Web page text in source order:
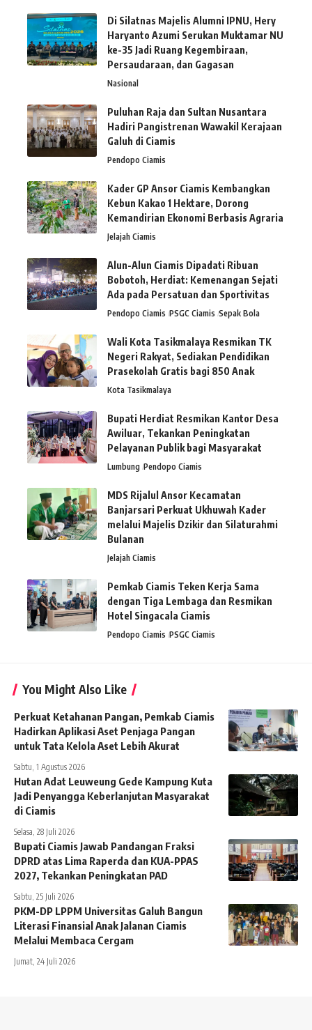
Di Silatnas Majelis Alumni IPNU, Hery
Haryanto Azumi Serukan Muktamar NU
ke-35 Jadi Ruang Kegembiraan,
Persaudaraan, dan Gagasan
Nasional
Puluhan Raja dan Sultan Nusantara
Hadiri Pangistrenan Wawakil Kerajaan
Galuh di Ciamis
Pendopo Ciamis
Kader GP Ansor Ciamis Kembangkan
Kebun Kakao 1 Hektare, Dorong
Kemandirian Ekonomi Berbasis Agraria
Jelajah Ciamis
Alun-Alun Ciamis Dipadati Ribuan
Bobotoh, Herdiat: Kemenangan Sejati
Ada pada Persatuan dan Sportivitas
Pendopo Ciamis PSGC Ciamis Sepak Bola
Wali Kota Tasikmalaya Resmikan TK
Negeri Rakyat, Sediakan Pendidikan
Prasekolah Gratis bagi 850 Anak
Kota Tasikmalaya
Bupati Herdiat Resmikan Kantor Desa
Awiluar, Tekankan Peningkatan
Pelayanan Publik bagi Masyarakat
Lumbung Pendopo Ciamis
MDS Rijalul Ansor Kecamatan
Banjarsari Perkuat Ukhuwah Kader
melalui Majelis Dzikir dan Silaturahmi
Bulanan
Jelajah Ciamis
Pemkab Ciamis Teken Kerja Sama
dengan Tiga Lembaga dan Resmikan
Hotel Singacala Ciamis
Pendopo Ciamis PSGC Ciamis
You Might Also Like
Perkuat Ketahanan Pangan, Pemkab Ciamis
Hadirkan Aplikasi Aset Penjaga Pangan
untuk Tata Kelola Aset Lebih Akurat
Sabtu, 1 Agustus 2026
Hutan Adat Leuweung Gede Kampung Kuta
Jadi Penyangga Keberlanjutan Masyarakat
di Ciamis
Selasa, 28 Juli 2026
Bupati Ciamis Jawab Pandangan Fraksi
DPRD atas Lima Raperda dan KUA-PPAS
2027, Tekankan Peningkatan PAD
Sabtu, 25 Juli 2026
PKM-DP LPPM Universitas Galuh Bangun
Literasi Finansial Anak Jalanan Ciamis
Melalui Membaca Cergam
Jumat, 24 Juli 2026